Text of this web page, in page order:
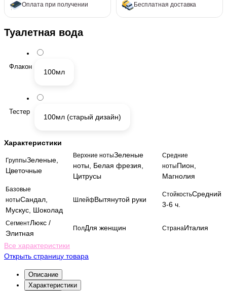
Оплата при получении Бесплатная доставка
Туалетная вода
Флакон
100мл
Тестер
100мл (старый дизайн)
Характеристики
ГруппыЗеленые,
Цветочные
Верхние нотыЗеленые
ноты, Белая фрезия,
Цитрусы
Средние
нотыПион,
Магнолия
Базовые
нотыСандал,
Мускус, Шоколад
ШлейфВытянутой руки
СтойкостьСредний
3-6 ч.
СегментЛюкс /
Элитная
ПолДля женщин СтранаИталия
Все характеристики
Открыть страницу товара
Описание
Характеристики